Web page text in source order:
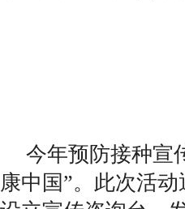
今年预防接种宣
康中国”。此次活